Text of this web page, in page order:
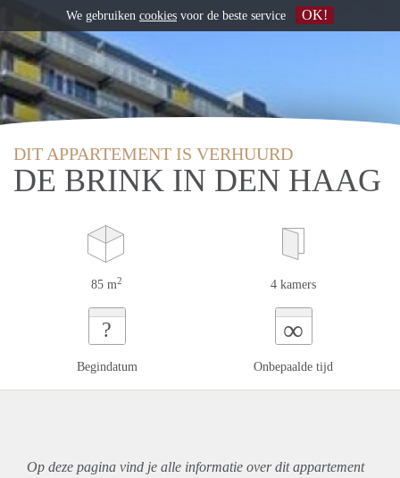
DIT APPARTEMENT IS VERHUURD
DE BRINK IN DEN HAAG
85 m2 4 kamers
?
Begindatum
∞
Onbepaalde tijd
Op deze pagina vind je alle informatie over ditappartement
We gebruiken cookies voor de beste service OK!